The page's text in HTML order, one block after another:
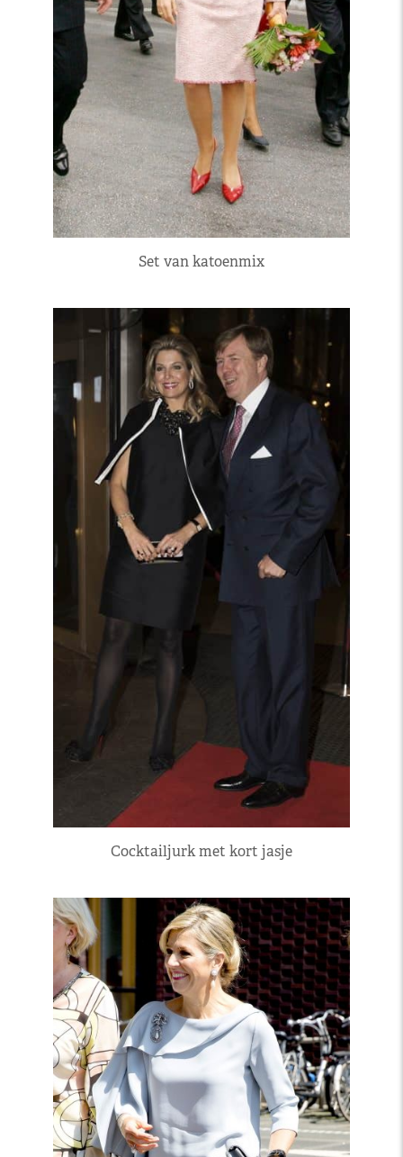
Set van katoenmix
Cocktailjurk met kort jasje